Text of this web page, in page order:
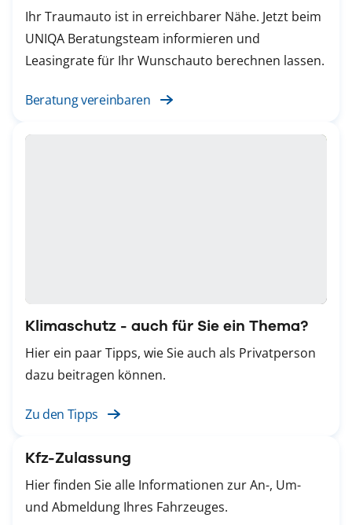
Ihr Traumauto ist in erreichbarer Nähe. Jetzt beim
UNIQA Beratungsteam informieren und
Leasingrate für Ihr Wunschauto berechnen lassen.
Beratung vereinbaren
Klimaschutz - auch für Sie ein Thema?
Hier ein paar Tipps, wie Sie auch als Privatperson
dazu beitragen können.
Zu den Tipps
Kfz-Zulassung
Hier finden Sie alle Informationen zur An-, Um-
und Abmeldung Ihres Fahrzeuges.